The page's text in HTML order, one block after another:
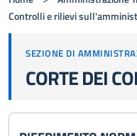
ISCRITTO
PROFESSIONE
Controlli e rilievi
SEZIONE DI
CORTE DEI